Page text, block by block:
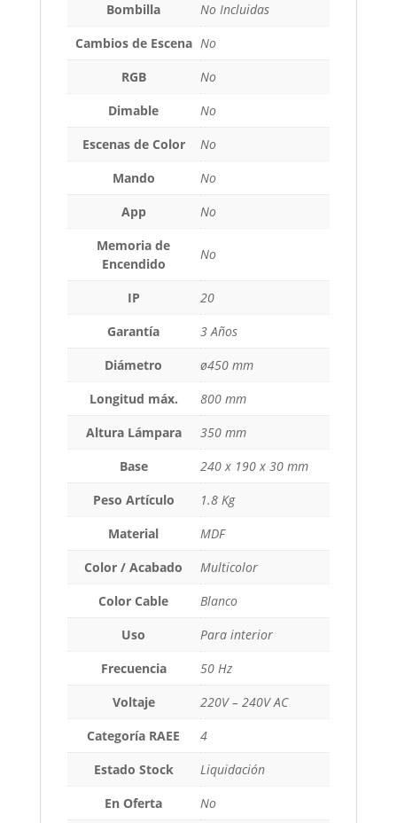
Bombilla
No Incluidas
Cambios de Escena No
RGB
No
Dimable
No
Escenas de Color
No
Mando
No
App
No
Memoria de
Encendido
No
IP
20
Garantía
3 Años
Diámetro
ø450 mm
Longitud máx.
800 mm
Altura Lámpara
350 mm
Base
240 x 190 x 30 mm
Peso Artículo
1.8 Kg
Material
MDF
Color / Acabado
Multicolor
Color Cable
Blanco
Uso
Para interior
Frecuencia
50 Hz
Voltaje
220V – 240V AC
Categoría RAEE
4
Estado Stock
Liquidación
En Oferta
No